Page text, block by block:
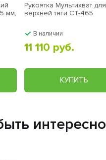
мм,
Рукоятка Мультихват для
верхней тяги СТ-465
В наличии
11 110 руб.
КУПИТЬ
интересно